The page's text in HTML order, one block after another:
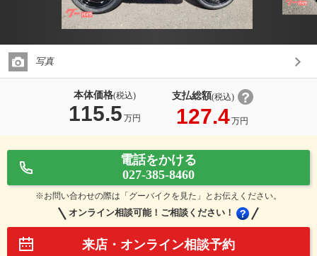
写真
本体価格(税込)
115.5 万円
支払総額(税込)
127.4万円
電話をかける
027-385-8460
※お問い合わせの際は「グーバイクを見た」とお伝えください。
オンライン相談可能！ご相談ください！
来店・オンライン相談予約